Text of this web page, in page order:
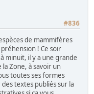
#836
de mammifères
! Ce soir
minuit, il y a une grande
Zone, à savoir un
toutes ses formes
textes publiés sur la